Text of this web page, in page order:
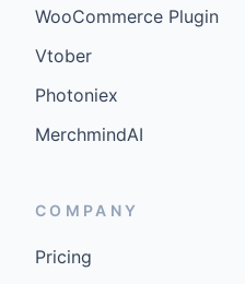
WooCommerce Plugin
Vtober
Photoniex
MerchmindAI
COMPANY
Pricing